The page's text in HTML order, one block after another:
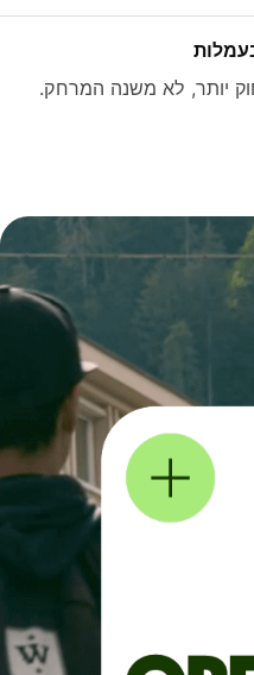
יותר, לא משנה המרחק.